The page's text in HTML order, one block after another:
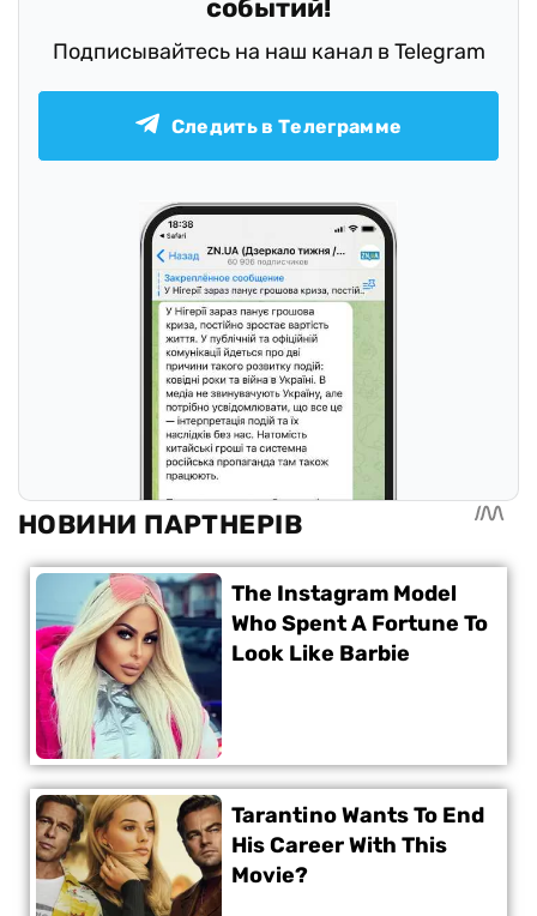
событий!
Подписывайтесь на наш канал в Telegram
Следить в Телеграмме